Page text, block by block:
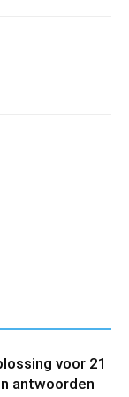
voor 21
antwoorden